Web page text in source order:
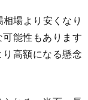
場より安くなり
能性もあります
高額になる懸念